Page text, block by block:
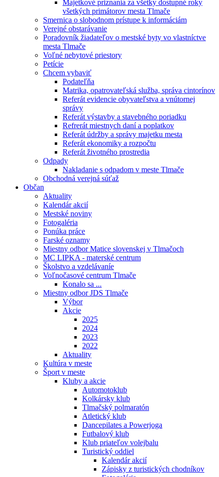
Majetkové priznania za všetky dostupné roky
všetkých primátorov mesta Tlmače
Smernica o slobodnom prístupe k informáciám
Verejné obstarávanie
Poradovník žiadateľov o mestské byty vo vlastníctve
mesta Tlmače
Voľné nebytové priestory
Petície
Chcem vybaviť
Podateľňa
Matrika, opatrovateľská služba, správa cintorínov
Referát evidencie obyvateľstva a vnútornej
správy
Referát výstavby a stavebného poriadku
Refrerát miestnych daní a poplatkov
Referát údržby a správy majetku mesta
Referát ekonomiky a rozpočtu
Referát životného prostredia
Odpady
Nakladanie s odpadom v meste Tlmače
Obchodná verejná súťaž
Občan
Aktuality
Kalendár akcií
Mestské noviny
Fotogaléria
Ponúka práce
Farské oznamy
Miestny odbor Matice slovenskej v Tlmačoch
MC LIPKA - materské centrum
Školstvo a vzdelávaníe
Voľnočasové centrum Tlmače
Konalo sa ...
Miestny odbor JDS Tlmače
Výbor
Akcie
2025
2024
2023
2022
Aktuality
Kultúra v meste
Šport v meste
Kluby a akcie
Automotoklub
Kolkársky klub
Tlmačský polmaratón
Atletický klub
Dancepilates a Powerjoga
Futbalový klub
Klub priateľov volejbalu
Turistický oddiel
Kalendár akcií
Zápisky z turistických chodníkov